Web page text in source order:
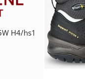
H4/hs1